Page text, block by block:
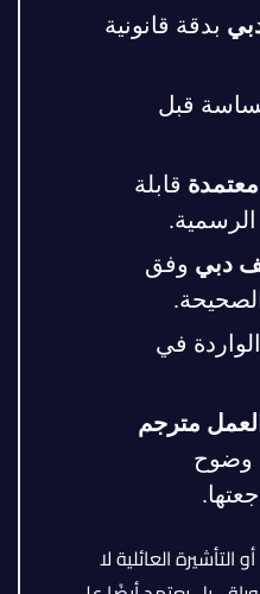
بدقة قانونية
قبل
قابلة
دبي وفق
في
مترجم
وضوح
العائلية لا